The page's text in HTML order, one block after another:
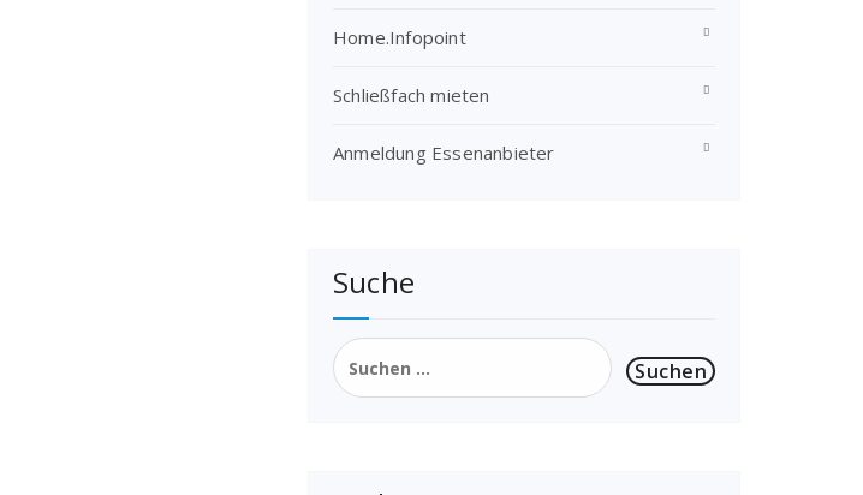
Home.Infopoint
Schließfach mieten
Anmeldung Essenanbieter
Suche
Suchen
nach: